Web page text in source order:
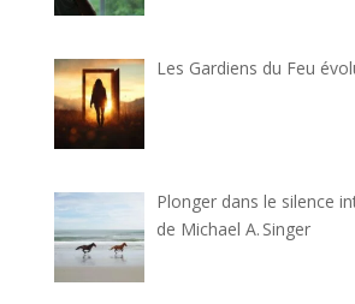
Les Gardiens du Feu
Plonger dans le silence
de Michael A. Singer